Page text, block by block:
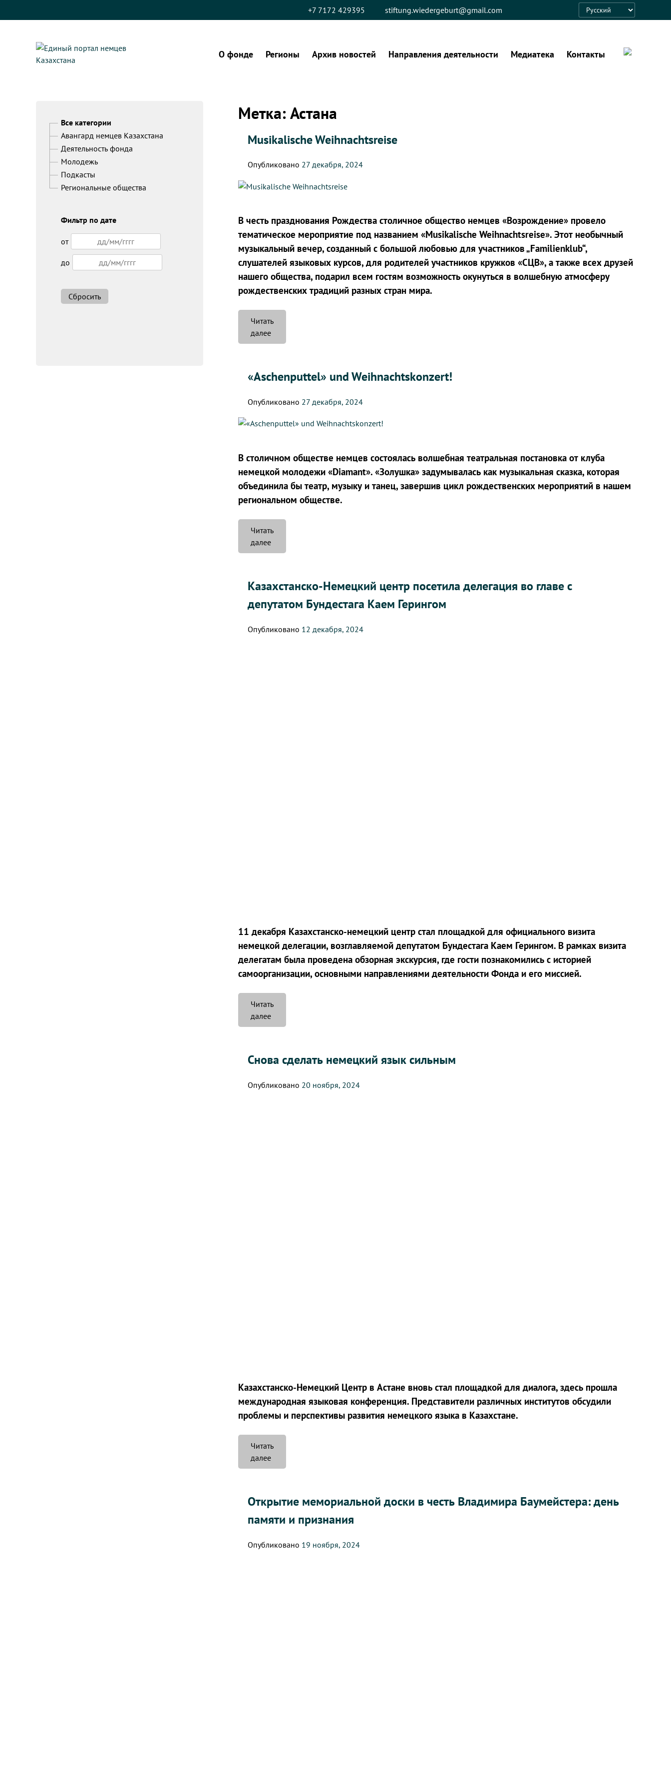
+7 7172 429395 stiftung.wiedergeburt@gmail.com
Language
О фонде Регионы Архив новостей Направления деятельности Медиатека Контакты
Метка:Астана
Musikalische Weihnachtsreise
Опубликовано 27 декабря, 2024
В честь празднования Рождества столичное общество немцев «Возрождение» провело
тематическое мероприятие под названием «Musikalische Weihnachtsreise». Этот необычный
музыкальный вечер, созданный с большой любовью для участников „Familienklub“,
слушателей языковых курсов, для родителей участников кружков «СЦВ», а также всех друзей
нашего общества, подарил всем гостям возможность окунуться в волшебную атмосферу
рождественских традиций разных стран мира.
Читать
далее«Musikalische
Weihnachtsreise»
«Aschenputtel» und Weihnachtskonzert!
Опубликовано 27 декабря, 2024
В столичном обществе немцев состоялась волшебная театральная постановка от клуба
немецкой молодежи «Diamant». «Золушка» задумывалась как музыкальная сказка, которая
объединила бы театр, музыку и танец, завершив цикл рождественских мероприятий в нашем
региональном обществе.
Читать
далее««Aschenputtel»
und
Казахстанско-Немецкий центр посетила делегация во главе с
депутатом Бундестага Каем Герингом
Опубликовано 12 декабря, 2024
11 декабря Казахстанско-немецкий центр стал площадкой для официального визита
немецкой делегации, возглавляемой депутатом Бундестага Каем Герингом. В рамках визита
делегатам была проведена обзорная экскурсия, где гости познакомились с историей
самоорганизации, основными направлениями деятельности Фонда и его миссией.
Читать
далее«Казахстанско-
Немецкий
делегация
главе
Снова сделать немецкий язык сильным
Опубликовано 20 ноября, 2024
Казахстанско-Немецкий Центр в Астане вновь стал площадкой для диалога, здесь прошла
международная языковая конференция. Представители различных институтов обсудили
проблемы и перспективы развития немецкого языка в Казахстане.
Читать
далее«Снова
сделать
сильным»
Открытие мемориальной доски в честь Владимира Баумейстера: день
памяти и признания
Опубликовано 19 ноября, 2024
Все категории
Авангард немцев Казахстана
Деятельность фонда
Молодежь
Подкасты
Региональные общества
Фильтр по дате
от
до
Сбросить